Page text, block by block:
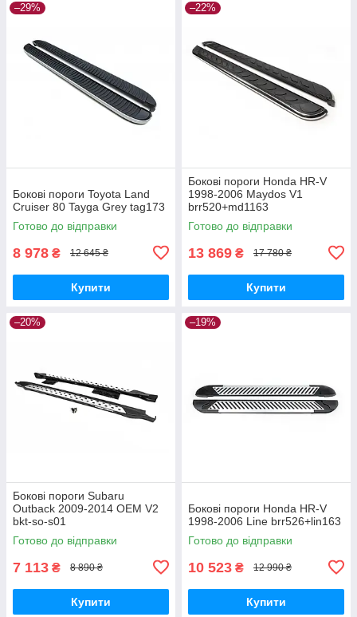
–29%
Бокові пороги Toyota Land
Cruiser 80 Tayga Grey tag173
Готово до відправки
8 978 ₴ 12 645 ₴
Купити
–22%
Бокові пороги Honda HR-V
1998-2006 Maydos V1
brr520+md1163
Готово до відправки
13 869 ₴ 17 780 ₴
Купити
–20%
Бокові пороги Subaru
Outback 2009-2014 OEM V2
bkt-so-s01
Готово до відправки
7 113 ₴ 8 890 ₴
Купити
–19%
Бокові пороги Honda HR-V
1998-2006 Line brr526+lin163
Готово до відправки
10 523 ₴ 12 990 ₴
Купити